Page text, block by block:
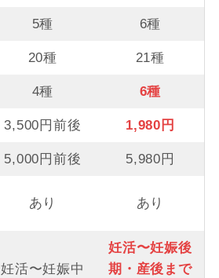
5種 6種
20種 21種
4種 6種
3,500円前後 1,980円
5,000円前後 5,980円
あり あり
妊活〜妊娠中
妊活〜妊娠後
期・産後まで